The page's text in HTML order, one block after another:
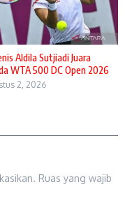
Aldila Sutjiadi Juara
WTA 500 DC Open 2026
2, 2026
Ruas yang wajib